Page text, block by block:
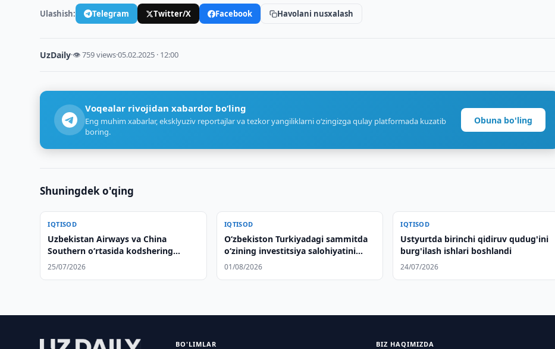
Ulashish: Telegram Twitter/X Facebook Havolani nusxalash
UzDaily·👁 759 views·05.02.2025 · 12:00
Voqealar rivojidan xabardor bo‘ling
Eng muhim xabarlar, eksklyuziv reportajlar va tezkor yangiliklarni o‘zingizga qulay platformada kuzatib
boring.
Obuna bo'ling
Shuningdek o'qing
IQTISOD
Uzbekistan Airways va China
Southern o‘rtasida kodshering
kelishuvi imzolandi
25/07/2026
IQTISOD
Oʻzbekiston Turkiyadagi sammitda
oʻzining investitsiya salohiyatini
taqdim etdi
01/08/2026
IQTISOD
Ustyurtda birinchi qidiruv qudug'ini
burg'ilash ishlari boshlandi
24/07/2026
BO'LIMLAR BIZ HAQIMIZDA